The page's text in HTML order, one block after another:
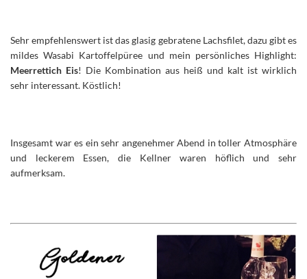
Sehr empfehlenswert ist das glasig gebratene Lachsfilet, dazu gibt es
mildes Wasabi Kartoffelpüree und mein persönliches Highlight:
Meerrettich Eis! Die Kombination aus heiß und kalt ist wirklich
sehr interessant. Köstlich!
Insgesamt war es ein sehr angenehmer Abend in toller Atmosphäre
und leckerem Essen, die Kellner waren höflich und sehr
aufmerksam.